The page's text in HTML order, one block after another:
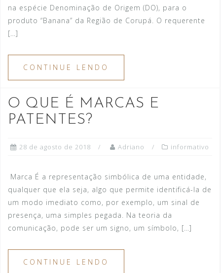
na espécie Denominação de Origem (DO), para o
produto “Banana” da Região de Corupá. O requerente
[…]
CONTINUE LENDO
O QUE É MARCAS E
PATENTES?
28 de agosto de 2018 Adriano informativo
Marca É a representação simbólica de uma entidade,
qualquer que ela seja, algo que permite identificá-la de
um modo imediato como, por exemplo, um sinal de
presença, uma simples pegada. Na teoria da
comunicação, pode ser um signo, um símbolo, […]
CONTINUE LENDO